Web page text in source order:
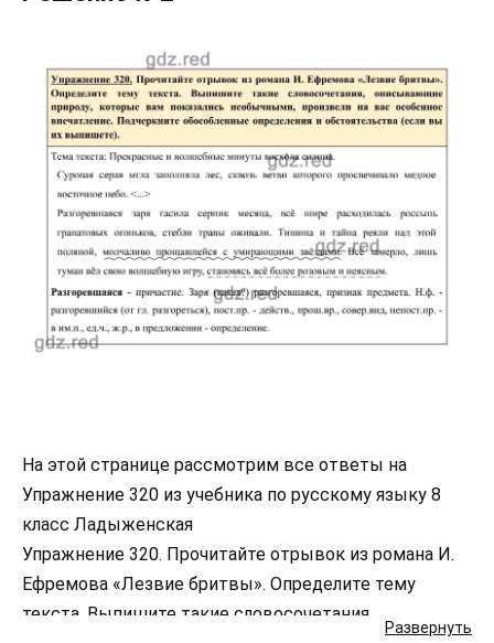
Развернуть
На этой странице рассмотрим все ответы на
Упражнение 320 из учебника по русскому языку 8
класс Ладыженская
Упражнение 320. Прочитайте отрывок из романа И.
Ефремова «Лезвие бритвы». Определите тему
текста. Выпишите такие словосочетания,